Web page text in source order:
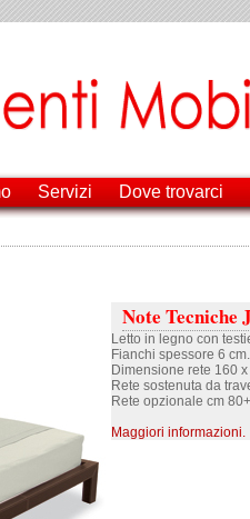
Servizi Dove trovarci
Note Tecniche
Letto in legno con
Fianchi spessore 6 cm.
Dimensione rete 160
Rete sostenuta da
Rete opzionale cm
Maggiori informazioni.